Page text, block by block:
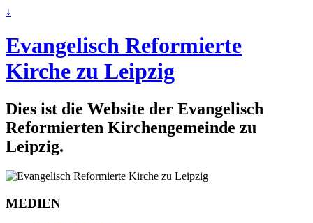
↓
Evangelisch Reformierte
Kirche zu Leipzig
Dies ist die Website der Evangelisch
Reformierten Kirchengemeinde zu
Leipzig.
MEDIEN